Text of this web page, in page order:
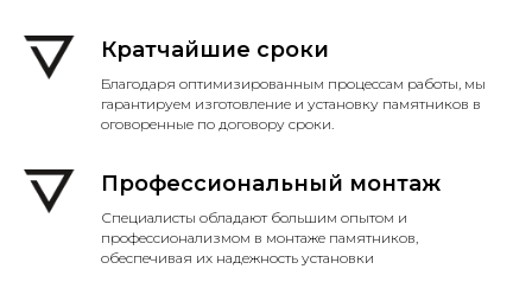
Кратчайшие сроки
Благодаря оптимизированным процессам работы, мы
гарантируем изготовление и установку памятников в
оговоренные по договору сроки.
Профессиональный монтаж
Специалисты обладают большим опытом и
профессионализмом в монтаже памятников,
обеспечивая их надежность установки